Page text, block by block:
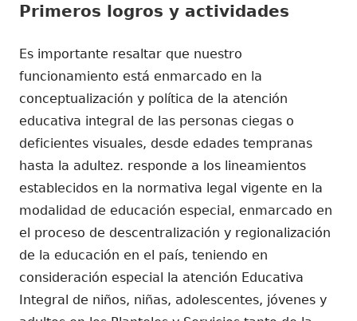
Primeros logros y actividades
Es importante resaltar que nuestro
funcionamiento está enmarcado en la
conceptualización y política de la atención
educativa integral de las personas ciegas o
deficientes visuales, desde edades tempranas
hasta la adultez. responde a los lineamientos
establecidos en la normativa legal vigente en la
modalidad de educación especial, enmarcado en
el proceso de descentralización y regionalización
de la educación en el país, teniendo en
consideración especial la atención Educativa
Integral de niños, niñas, adolescentes, jóvenes y